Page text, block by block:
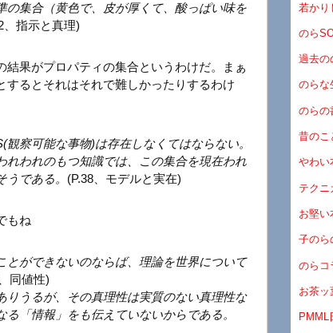
の集合（黄色で、皮が厚くて、酸っぱい味を
、指示と真理)
果がプロパティの集合というわけだ。まぁ
るとそれはそれで難しかったりするわけ
察可能な事物)は存在しなくてはならない。
れわれのもつ知識では、この集合を現在われ
である。 (P.38、モデルと実在)
もね
とができないのならば、理論を世界について
同値性)
うるが、その真理性は実質のない真理性な
「情報」をも伝えていないからである。
若かり
のら
過去の
のらな
のらの
昔のこ
やわい
テクニ
お堅い
子のら
のらコ
お茶ッ
PMML